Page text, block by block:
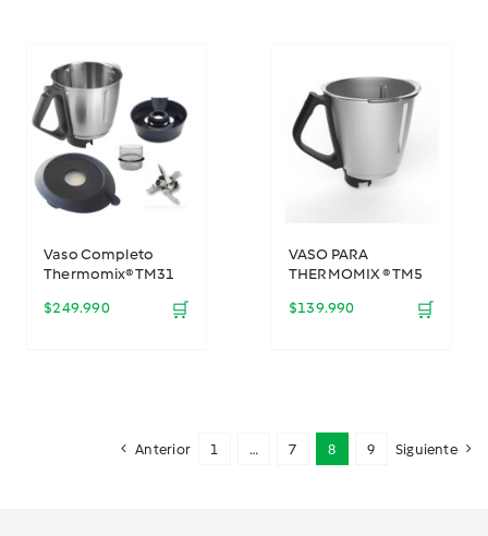
Vaso Completo
Thermomix® TM31
$249.990 🛒
VASO PARA
THERMOMIX ® TM5
$139.990 🛒
Anterior 1 … 7 8 9 Siguiente